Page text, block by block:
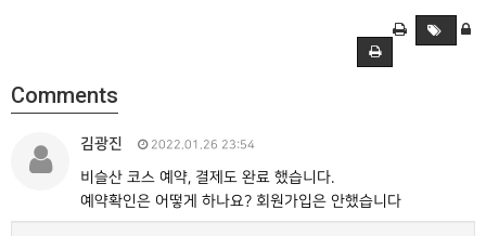
Comments
김광진 2022.01.26 23:54
비슬산 코스 예약, 결제도 완료 했습니다.
예약확인은 어떻게 하나요? 회원가입은 안했습니다